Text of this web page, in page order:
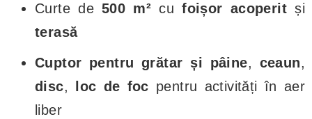
Curte de500 m² cufoișor acoperit și
terasă
Cuptor pentru grătar și pâine, ceaun,
disc, loc de foc pentru activități în aer
liber